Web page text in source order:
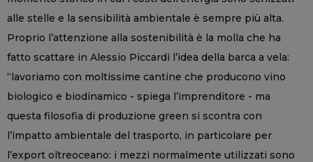
alle stelle e la sensibilità ambientale è sempre più alta.
Proprio l’attenzione alla sostenibilità è la molla che ha
fatto scattare in Alessio Piccardi l’idea della barca a vela:
“lavoriamo con moltissime cantine che producono vino
biologico e biodinamico - spiega l’imprenditore - ma
questa filosofia di produzione green si scontra con
l’impatto ambientale del trasporto, in particolare per
l’export oltreoceano: i mezzi normalmente utilizzati sono